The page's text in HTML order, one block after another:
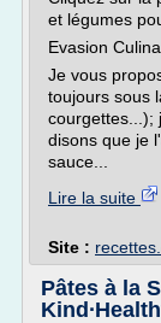
et légumes
Evasion
Je vous
toujours sous
courgettes...);
disons que je
sauce...
Lire la suite
Site :
Pâtes à la